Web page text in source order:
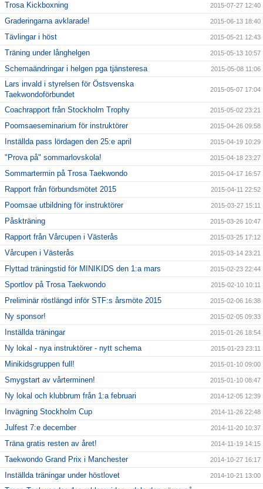
Trosa Kickboxning 2015-07-27 12:40
Graderingarna avklarade! 2015-06-13 18:40
Tävlingar i höst 2015-05-21 12:43
Träning under långhelgen 2015-05-13 10:57
Schemaändringar i helgen pga tjänsteresa 2015-05-08 11:06
Lars invald i styrelsen för Östsvenska
Taekwondoförbundet
2015-05-07 17:04
Coachrapport från Stockholm Trophy 2015-05-02 23:21
Poomsaeseminarium för instruktörer 2015-04-26 09:58
Inställda pass lördagen den 25:e april 2015-04-19 10:29
"Prova på" sommarlovskola! 2015-04-18 23:27
Sommartermin på Trosa Taekwondo 2015-04-17 16:57
Rapport från förbundsmötet 2015 2015-04-11 22:52
Poomsae utbildning för instruktörer 2015-03-27 15:11
Påskträning 2015-03-26 10:47
Rapport från Vårcupen i Västerås 2015-03-25 17:12
Vårcupen i Västerås 2015-03-14 23:21
Flyttad träningstid för MINIKIDS den 1:a mars 2015-02-23 22:44
Sportlov på Trosa Taekwondo 2015-02-10 10:11
Preliminär röstlängd inför STF:s årsmöte 2015 2015-02-06 16:38
Ny sponsor! 2015-02-05 09:33
Inställda träningar 2015-01-26 18:54
Ny lokal - nya instruktörer - nytt schema 2015-01-23 23:11
Minikidsgruppen full! 2015-01-10 09:00
Smygstart av vårterminen! 2015-01-10 08:47
Ny lokal och klubbrum från 1:a februari 2014-12-05 12:39
Invägning Stockholm Cup 2014-11-26 22:48
Julfest 7:e december 2014-11-20 10:37
Träna gratis resten av året! 2014-11-19 14:15
Taekwondo Grand Prix i Manchester 2014-10-27 16:17
Inställda träningar under höstlovet 2014-10-21 13:00